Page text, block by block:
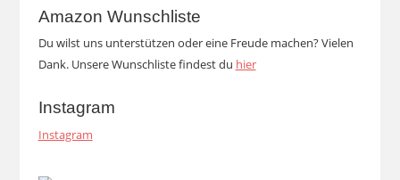
Amazon Wunschliste
Du wilst uns unterstützen oder eine Freude machen? Vielen
Dank. Unsere Wunschliste findest du hier
Instagram
Instagram